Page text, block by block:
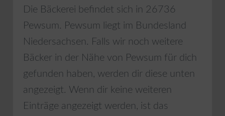
Die Bäckerei befindet sich in 26736
Pewsum. Pewsum liegt im Bundesland
Niedersachsen . Falls wir noch weitere
Bäcker in der Nähe von Pewsum für dich
gefunden haben, werden dir diese unten
angezeigt. Wenn dir keine weiteren
Einträge angezeigt werden, ist das